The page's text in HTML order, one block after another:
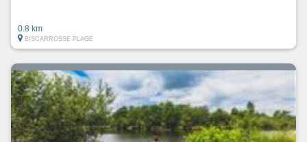
0.8 km
BISCARROSSE PLAGE